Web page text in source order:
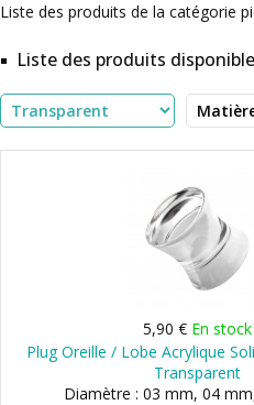
Liste des produits de la catégorie
Liste des produits
5,90 € En stock
Plug Oreille / Lobe Acrylique
Transparent
Diamètre : 03 mm, 04